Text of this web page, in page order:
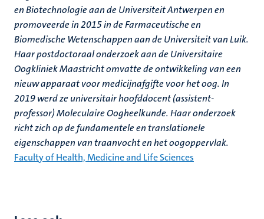
en Biotechnologie aan de Universiteit Antwerpen en
promoveerde in 2015 in de Farmaceutische en
Biomedische Wetenschappen aan de Universiteit van Luik.
Haar postdoctoraal onderzoek aan de Universitaire
Oogkliniek Maastricht omvatte de ontwikkeling van een
nieuw apparaat voor medicijnafgifte voor het oog. In
2019 werd ze universitair hoofddocent (assistent-
professor) Moleculaire Oogheelkunde. Haar onderzoek
richt zich op de fundamentele en translationele
eigenschappen van traanvocht en het oogoppervlak.
Faculty of Health, Medicine and Life Sciences